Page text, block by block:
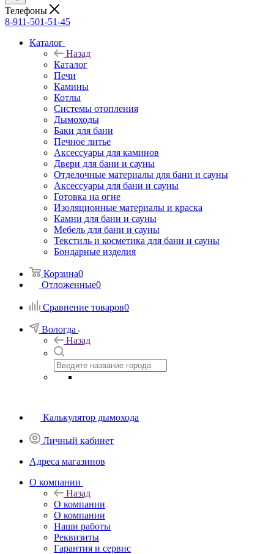
Телефоны
8-911-501-51-45
Каталог
Назад
Каталог
Печи
Камины
Котлы
Системы отопления
Дымоходы
Баки для бани
Печное литье
Аксессуары для каминов
Двери для бани и сауны
Отделочные материалы для бани и сауны
Аксессуары для бани и сауны
Готовка на огне
Изоляционные материалы и краска
Камни для бани и сауны
Мебель для бани и сауны
Текстиль и косметика для бани и сауны
Бондарные изделия
Корзина0
Отложенные0
Сравнение товаров0
Вологда
Назад
Калькулятор дымохода
Личный кабинет
Адреса магазинов
O компании
Назад
O компании
О компании
Наши работы
Реквизиты
Гарантия и сервис